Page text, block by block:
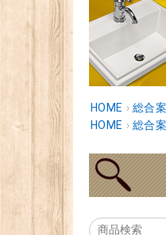
HOME › 総合
HOME › 総合